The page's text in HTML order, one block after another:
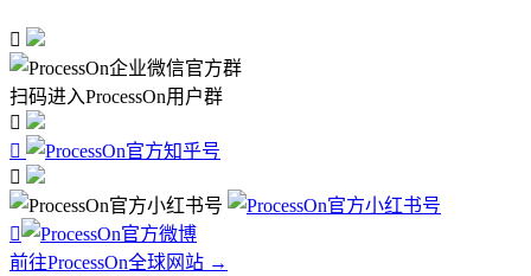

扫码进入ProcessOn用户群




前往ProcessOn全球网站 →